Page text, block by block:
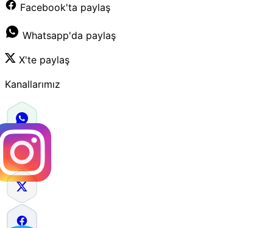
Facebook'ta paylaş
Whatsapp'da paylaş
X'te paylaş
Kanallarımız